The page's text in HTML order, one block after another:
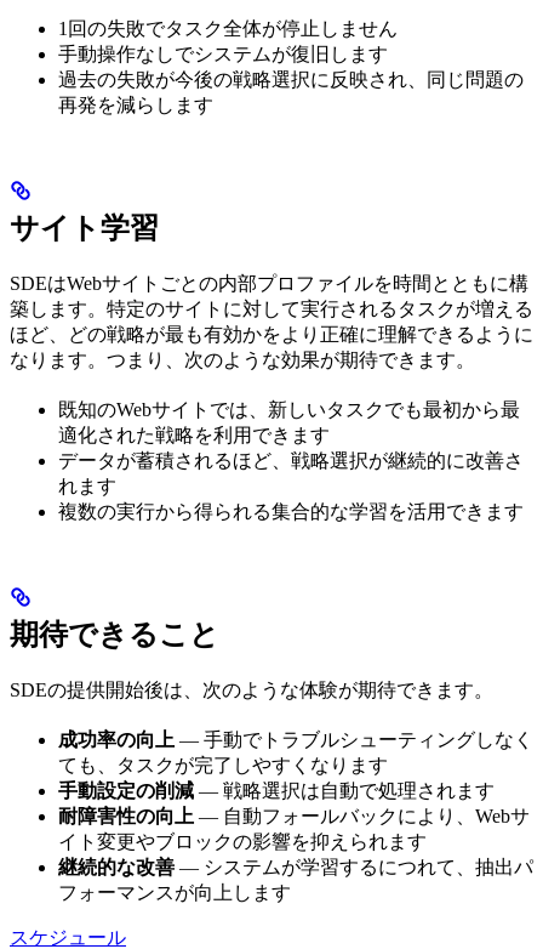
1回の失敗でタスク全体が停止しません
手動操作なしでシステムが復旧します
過去の失敗が今後の戦略選択に反映され、同じ問題の
再発を減らします
サイト学習
SDEはWebサイトごとの内部プロファイルを時間とともに構
築します。特定のサイトに対して実行されるタスクが増える
ほど、どの戦略が最も有効かをより正確に理解できるように
なります。つまり、次のような効果が期待できます。
既知のWebサイトでは、新しいタスクでも最初から最
適化された戦略を利用できます
データが蓄積されるほど、戦略選択が継続的に改善さ
れます
複数の実行から得られる集合的な学習を活用できます
期待できること
SDEの提供開始後は、次のような体験が期待できます。
成功率の向上 — 手動でトラブルシューティングしなく
ても、タスクが完了しやすくなります
手動設定の削減 — 戦略選択は自動で処理されます
耐障害性の向上 — 自動フォールバックにより、Webサ
イト変更やブロックの影響を抑えられます
継続的な改善 — システムが学習するにつれて、抽出パ
フォーマンスが向上します
スケジュール